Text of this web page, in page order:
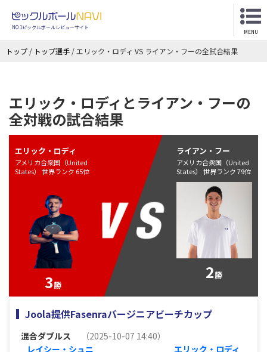
NO.1ピックルボールレビューサイト
MENU
トップ / トップ選手 /エリック・ロディ VS ライアン・フーの全試合結果
エリック・ロディとライアン・フーの
全対戦の試合結果
エリック・ロディ
アメリカ合衆国（United
States） 世界ランク 65位
3勝
ライアン・フー
アメリカ合衆国（United
States） 世界ランク 79位
2勝
Joola提供Fasenraバージニアビーチカップ
混合ダブルス
（2025-10-07 14:40）
レイシー・シュニ
エリック・ロディ